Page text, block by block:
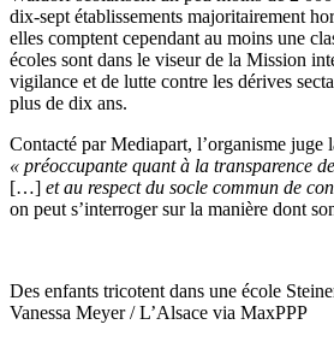
dix-sept établissements majoritairement
elles comptent cependant au moins une
écoles sont dans le viseur de la Mission
vigilance et de lutte contre les dérives
plus de dix ans.
Contacté par Mediapart, l’organisme juge
« préoccupante quant à la transparence
[…] et au respect du socle commun de
on peut s’interroger sur la manière dont
Des enfants tricotent dans une école
Vanessa Meyer / L’Alsace via MaxPPP